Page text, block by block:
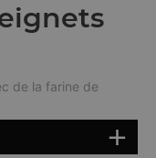
de la farine de